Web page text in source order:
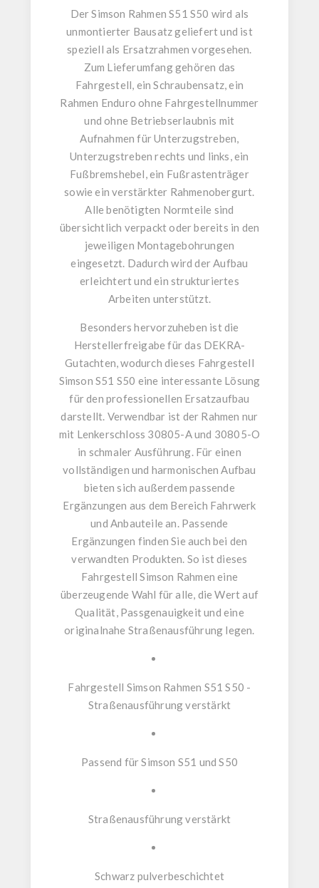
DerSimson Rahmen S51 S50 wird als
unmontierter Bausatzgeliefert und ist
speziell als Ersatzrahmen vorgesehen.
Zum Lieferumfang gehören das
Fahrgestell, einSchraubensatz, ein
Rahmen Enduro ohne Fahrgestellnummer
und ohne Betriebserlaubnis mit
Aufnahmen für Unterzugstreben,
Unterzugstreben rechts und links, ein
Fußbremshebel, ein Fußrastenträger
sowie einverstärkter Rahmenobergurt.
Alle benötigten Normteile sind
übersichtlich verpackt oder bereits in den
jeweiligen Montagebohrungen
eingesetzt. Dadurch wird der Aufbau
erleichtert und ein strukturiertes
Arbeiten unterstützt.
Besonders hervorzuheben ist die
Herstellerfreigabe für das DEKRA-
Gutachten, wodurch dieses Fahrgestell
Simson S51 S50 eine interessante Lösung
für den professionellen Ersatzaufbau
darstellt. Verwendbar ist der Rahmen nur
mit Lenkerschloss 30805-A und 30805-O
in schmaler Ausführung. Für einen
vollständigen und harmonischen Aufbau
bieten sich außerdem passende
Ergänzungen aus dem Bereich Fahrwerk
und Anbauteile an. Passende
Ergänzungen finden Sie auch bei den
verwandten Produkten. So ist dieses
Fahrgestell Simson Rahmen eine
überzeugende Wahl für alle, die Wert auf
Qualität, Passgenauigkeit und eine
originalnahe Straßenausführung legen.
Fahrgestell Simson Rahmen S51 S50 -
Straßenausführung verstärkt
Passend für Simson S51 und S50
Straßenausführung verstärkt
Schwarz pulverbeschichtet